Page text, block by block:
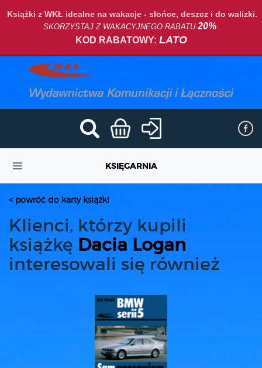
Książki z WKŁ idealne na wakacje - słońce, deszcz i do walizki.
SKORZYSTAJ Z WAKACYJNEGO RABATU20%.
KOD RABATOWY: LATO
KSIĘGARNIA
< powróć do karty książki
Klienci, którzy kupili
książkę Dacia Logan
interesowali się również